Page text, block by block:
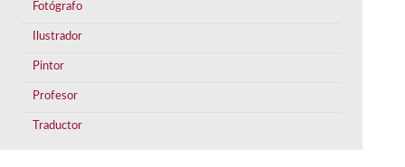
Fotógrafo
Ilustrador
Pintor
Profesor
Traductor